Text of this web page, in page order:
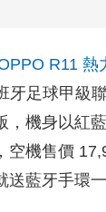
R11 熱
牙足球甲級
，機身以紅
空機售價
藍牙手環一